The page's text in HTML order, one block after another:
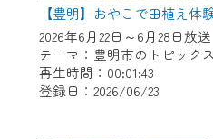
【豊明】おやこで田植え体
2026年6月22日～6月28日放送
テーマ：豊明市のトピックス
再生時間：00:01:43
登録日：2026/06/23
※マイページへのログ
要となります。
※MyIDとは、CCNet
各種サービスをご利用